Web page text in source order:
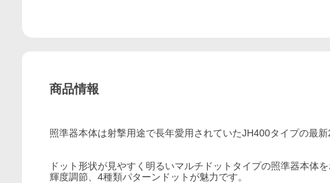
商品情報
照準器本体は射撃用途で長年愛用されていたJH400タイプの最新
ドット形状が見やすく明るいマルチドットタイプの照準器本体
輝度調節、4種類パターンドットが魅力です。